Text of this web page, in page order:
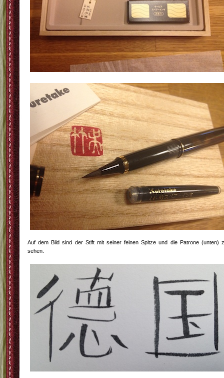
Auf dem Bild sind der Stift mit seiner feinen Spitze und die Patrone (unten)
sehen.